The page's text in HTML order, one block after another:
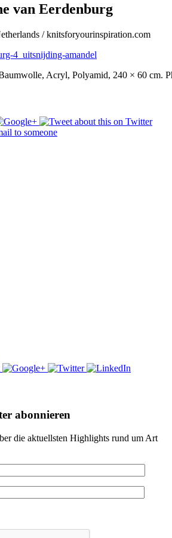
van Eerdenburg
/ knitsforyourinspiration.com
Acryl, Polyamid, 240 × 60 cm.
abonnieren
die aktuellsten Highlights rund um Art